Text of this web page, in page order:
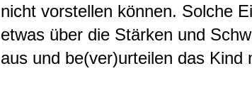
nicht vorstellen können. Solche
etwas über die Stärken und
aus und be(ver)urteilen das Kind